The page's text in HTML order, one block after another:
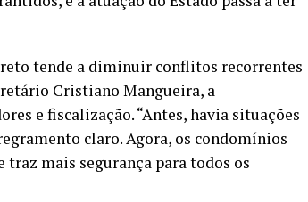
tende a diminuir conflitos recorrentes
Cristiano Mangueira, a
e fiscalização. “Antes, havia situações
claro. Agora, os condomínios
traz mais segurança para todos os